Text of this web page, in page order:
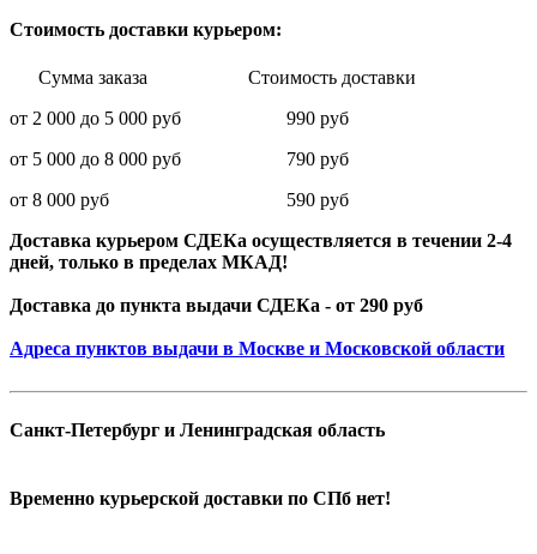
Стоимость доставки курьером:
Сумма заказа Стоимость доставки
от 2 000 до 5 000 руб 990 руб
от 5 000 до 8 000 руб 790 руб
от 8 000 руб 590 руб
Доставка курьером СДЕКа осуществляется в течении 2-4
дней, только в пределах МКАД!
Доставка до пункта выдачи СДЕКа - от 290 руб
Адреса пунктов выдачи в Москве и Московской области
Санкт-Петербург и Ленинградская область
Временно курьерской доставки по СПб нет!